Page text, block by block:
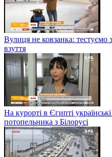
Вулиця не ковзанка: тестуємо
взуття
На курорті в Єгипті
потопельника з Білорусі